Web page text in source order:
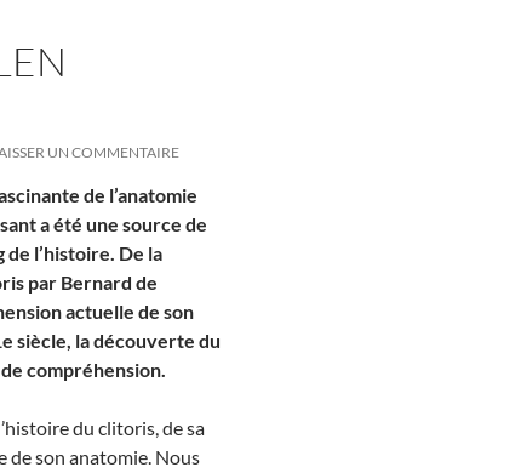
UN COMMENTAIRE
de l’anatomie
a été une source de
l’histoire. De la
par Bernard de
actuelle de son
siècle, la découverte du
compréhension.
du clitoris, de sa
de son anatomie. Nous